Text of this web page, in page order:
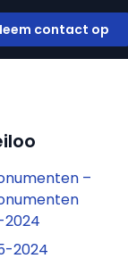
contact op
–
2024